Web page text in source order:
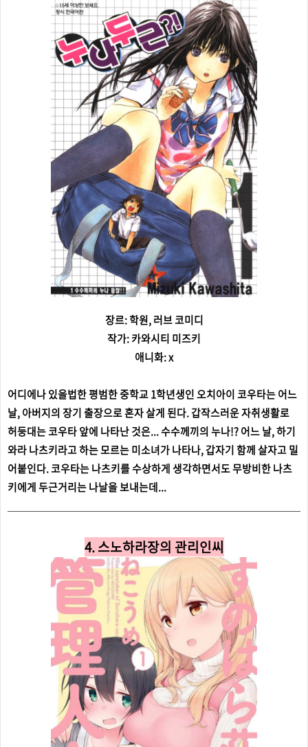
장르: 학원, 러브 코미디
작가: 카와시티 미즈키
애니화: x
어디에나 있을법한 평범한 중학교 1학년생인 오치아이 코우타는 어느
날, 아버지의 장기 출장으로 혼자 살게 된다.갑작스러운 자취생활로
허둥대는 코우타 앞에 나타난 것은...수수께끼의 누나!?어느 날, 하기
와라 나츠키라고 하는 모르는 미소녀가 나타나, 갑자기 함께 살자고 밀
어붙인다. 코우타는 나츠키를 수상하게 생각하면서도 무방비한 나츠
키에게 두근거리는 나날을 보내는데...
4. 스노하라장의 관리인씨